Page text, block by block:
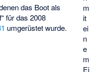
m
it
ei
n
e
m
Ei
das Boot als
für das 2008
umgerüstet wurde.